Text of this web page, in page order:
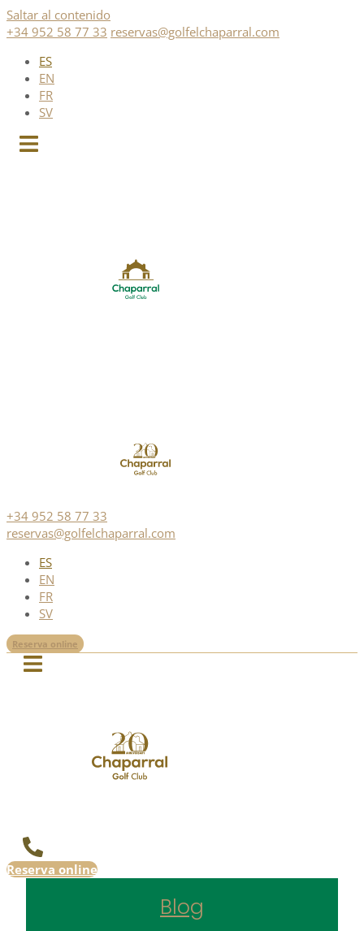
Saltar al contenido
+34 952 58 77 33 reservas@golfelchaparral.com
ES
EN
FR
SV
+34 952 58 77 33
reservas@golfelchaparral.com
ES
EN
FR
SV
Reserva online
Reserva online
Blog